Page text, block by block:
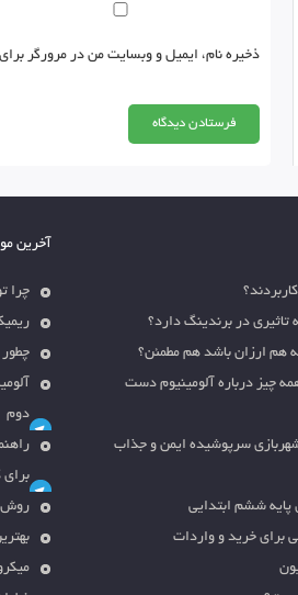
ذخیره نام، ایمیل و وبسایت من در مرورگر
در برندینگ دارد؟
هم ارزان باشد هم مطمئن؟
چیز درباره آلومینیوم دست
شهربازی سرپوشیده ایمن و جذاب
ششم ابتدایی
برای خرید و واردات
آخرین
چرا
دوم
برای
روش